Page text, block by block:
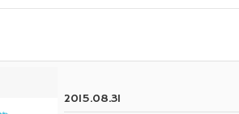
2015.08.31